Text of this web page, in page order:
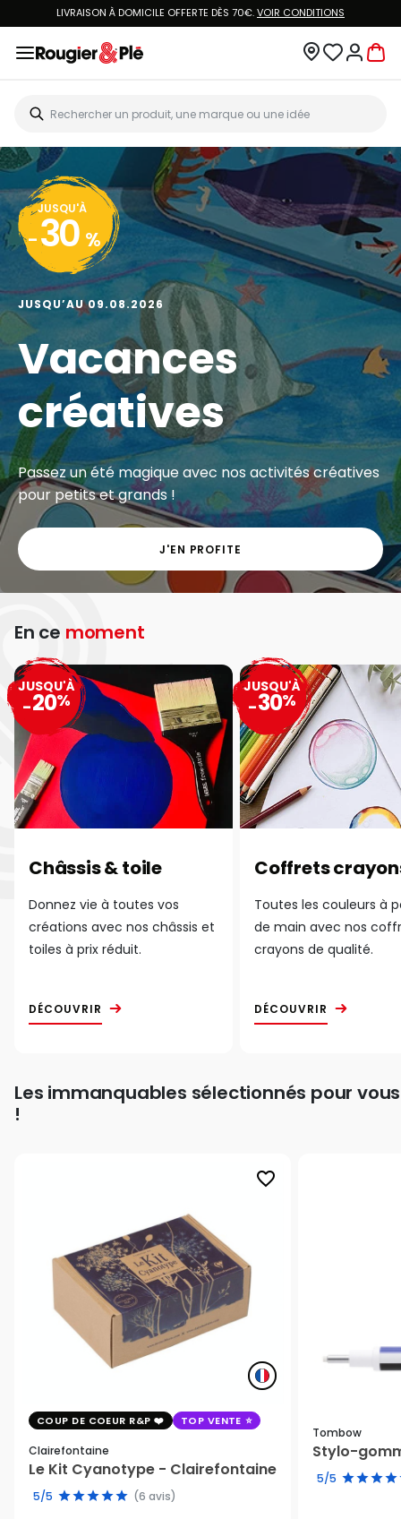
LIVRAISON À DOMICILE OFFERTE DÈS 70€.VOIR CONDITIONS
JUSQU'À
- 30 %
JUSQU’AU 09.08.2026
Vacances
créatives
Passez un été magique avec nos activités créatives
pour petits et grands !
J'EN PROFITE
En ce moment
Châssis & toile
Donnez vie à toutes vos
créations avec nos châssis et
toiles à prix réduit.
DÉCOUVRIR
JUSQU'À
-20%
Coffrets
Toutes les couleurs à
de main avec nos
crayons de qualité.
DÉCOUVRIR
JUSQU'À
-30%
Les immanquables sélectionnés pour vous
!
favorite_border
COUP DE COEUR R&P TOP VENTE
Clairefontaine
Le Kit Cyanotype - Clairefontaine
5/5 (6 avis)
Tombow
Stylo-
5/5